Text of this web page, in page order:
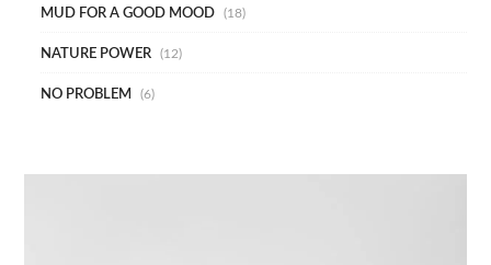
MUD FOR A GOOD MOOD 18
NATURE POWER 12
NO PROBLEM 6